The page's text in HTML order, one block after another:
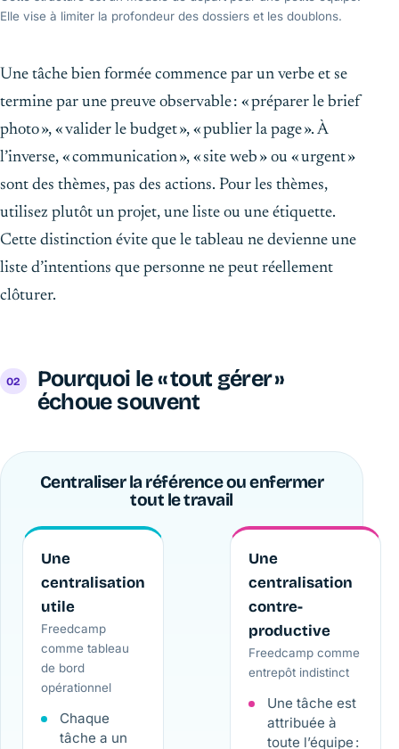
Elle vise à limiter la profondeur des dossiers et les doublons.
Une tâche bien formée commence par un verbe et se
termine par une preuve observable : « préparer le brief
photo », « valider le budget », « publier la page ». À
l’inverse, « communication », « site web » ou « urgent »
sont des thèmes, pas des actions. Pour les thèmes,
utilisez plutôt un projet, une liste ou une étiquette.
Cette distinction évite que le tableau ne devienne une
liste d’intentions que personne ne peut réellement
clôturer.
Pourquoi le « tout gérer »
échoue souvent
Centraliser la référence ou enfermer
tout le travail
Une
centralisation
utile
Freedcamp
comme tableau
de bord
opérationnel
Chaque
tâche a un
Une
centralisation
contre-
productive
Freedcamp comme
entrepôt indistinct
Une tâche est
attribuée à
toute l’équipe :